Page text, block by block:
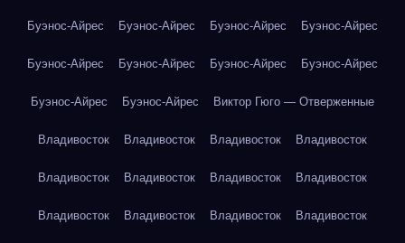
Буэнос-Айрес Буэнос-Айрес Буэнос-Айрес Буэнос-Айрес
Буэнос-Айрес Буэнос-Айрес Буэнос-Айрес Буэнос-Айрес
Буэнос-Айрес Буэнос-Айрес Виктор Гюго — Отверженные
Владивосток Владивосток Владивосток Владивосток
Владивосток Владивосток Владивосток Владивосток
Владивосток Владивосток Владивосток Владивосток